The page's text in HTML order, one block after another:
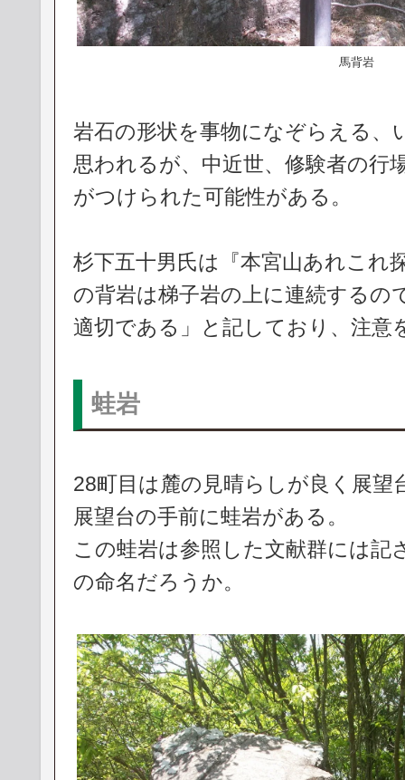
馬背岩
岩石の形状を事物になぞらえる、
思われるが、中近世、修験者の行
がつけられた可能性がある。
杉下五十男氏は『本宮山あれこれ
の背岩は梯子岩の上に連続するの
適切である」と記しており、注意
蛙岩
28町目は麓の見晴らしが良く展望
展望台の手前に蛙岩がある。
この蛙岩は参照した文献群には記
の命名だろうか。